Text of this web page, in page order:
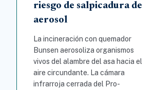
riesgo de salpicadura de
aerosol
La incineración con quemador
Bunsen aerosoliza organismos
vivos del alambre del asa hacia el
aire circundante. La cámara
infrarroja cerrada del Pro-